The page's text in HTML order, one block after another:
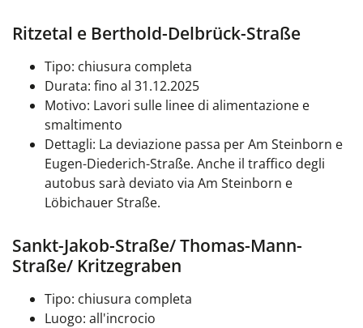
Ritzetal e Berthold-Delbrück-Straße
Tipo: chiusura completa
Durata: fino al 31.12.2025
Motivo: Lavori sulle linee di alimentazione e
smaltimento
Dettagli: La deviazione passa per Am Steinborn e
Eugen-Diederich-Straße. Anche il traffico degli
autobus sarà deviato via Am Steinborn e
Löbichauer Straße.
Sankt-Jakob-Straße/ Thomas-Mann-
Straße/ Kritzegraben
Tipo: chiusura completa
Luogo: all'incrocio